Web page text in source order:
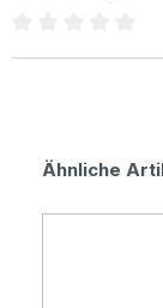
Ähnliche